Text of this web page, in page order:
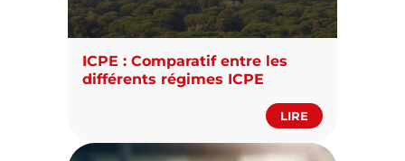
ICPE : Comparatif entre les
différents régimes ICPE
LIRE